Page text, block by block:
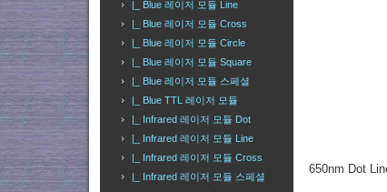
|_ Blue 레이저 모듈 Line
|_ Blue 레이저 모듈 Cross
|_ Blue 레이저 모듈 Circle
|_ Blue 레이저 모듈 Square
|_ Blue 레이저 모듈 스페셜
|_ Blue TTL 레이저 모듈
|_ Infrared 레이저 모듈 Dot
|_ Infrared 레이저 모듈 Line
|_ Infrared 레이저 모듈 Cross
|_ Infrared 레이저 모듈 스페셜
650nm Dot